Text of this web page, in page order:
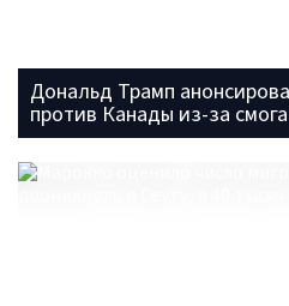
Дональд Трамп
против Канады из-за